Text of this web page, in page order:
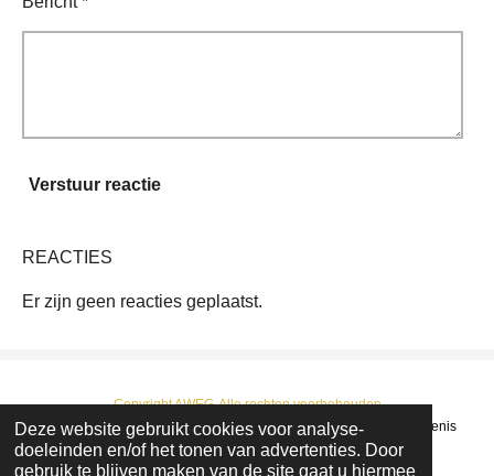
Deze website gebruikt cookies voor analyse-
doeleinden en/of het tonen van advertenties. Door
gebruik te blijven maken van de site gaat u hiermee
Verstuur reactie
REACTIES
Er zijn geen reacties geplaatst.
Copyright AWEG-Alle rechten voorbehouden
© 2022 - 2026 AWEG : Arendonkse Werkgroep Erfgoed en Geschiedenis
Powered byJouwWeb